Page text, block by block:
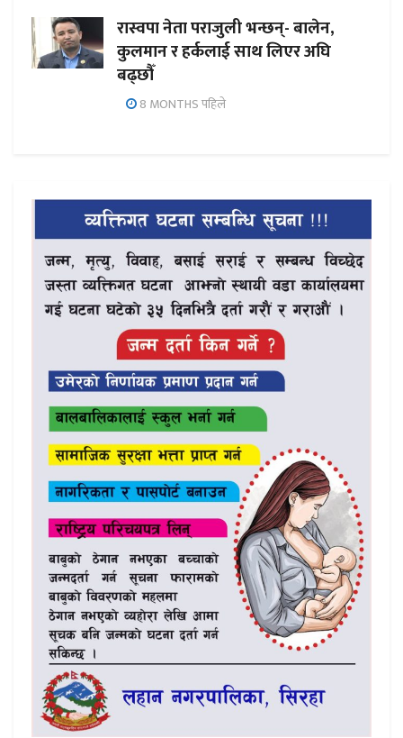
रास्वपा नेता पराजुली भन्छन्- बालेन,
कुलमान र हर्कलाई साथ लिएर अघि
बढ्छौँ
8 MONTHS पहिले